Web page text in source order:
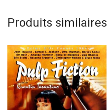
Produits similaires